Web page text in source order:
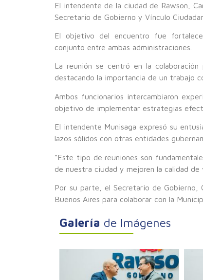
El intendente de la ciudad de Rawson,
Secretario de Gobierno y Vínculo
El objetivo del encuentro fue
conjunto entre ambas administraciones.
La reunión se centró en la
destacando la importancia de un trabajo
Ambos funcionarios intercambiaron
objetivo de implementar estrategias
El intendente Munisaga expresó su
lazos sólidos con otras entidades
“Este tipo de reuniones son
de nuestra ciudad y mejoren la calidad de
Por su parte, el Secretario de Gobierno,
Buenos Aires para colaborar con la
Galería de Imágenes